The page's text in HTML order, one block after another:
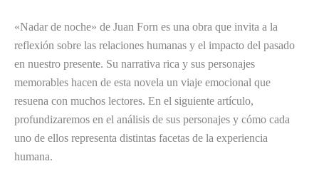
«Nadar de noche» de Juan Forn es una obra que invita a la
reflexión sobre las relaciones humanas y el impacto del pasado
en nuestro presente. Su narrativa rica y sus personajes
memorables hacen de esta novela un viaje emocional que
resuena con muchos lectores. En el siguiente artículo,
profundizaremos en el análisis de sus personajes y cómo cada
uno de ellos representa distintas facetas de la experiencia
humana.